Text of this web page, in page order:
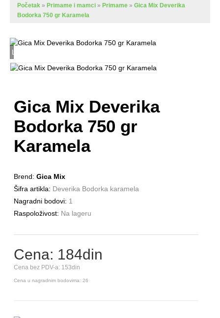
Početak » Primame i mamci » Primame » Gica Mix Deverika
Bodorka 750 gr Karamela
Loading...
Gica Mix Deverika
Bodorka 750 gr
Karamela
Brend: Gica Mix
Šifra artikla: Deverika Bodorka karamela
Nagradni bodovi: 1
Raspoloživost: Na lageru
Cena: 184din
Cena bez PDV-a: 153din
Cena u nagradnim bodovima: 26